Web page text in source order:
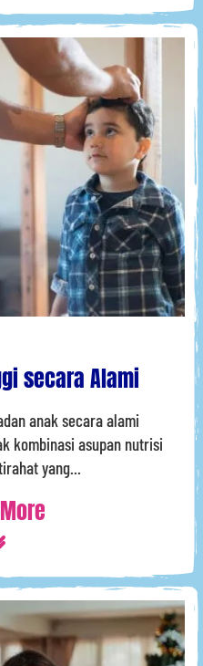
secara Alami
anak secara alami
kombinasi asupan nutrisi
yang...